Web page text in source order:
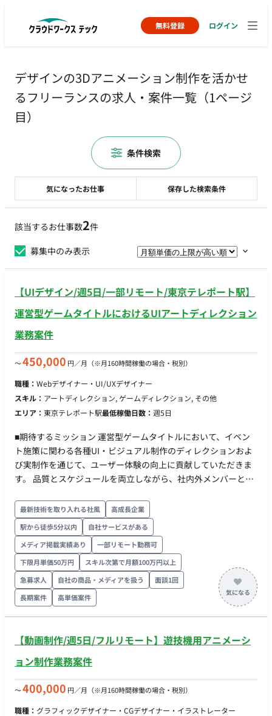
無料登録 ログイン
デザインの3Dアニメーション制作を活かせ
るフリーランスの求人・案件一覧（1ページ
目）
該当するお仕事数2件
募集中のみ表示
【UIデザイン/週5日/一部リモート/東京テレポート駅】
運営型ゲームタイトルにおけるUIアートディレクション
業務案件
〜450,000 円／月 （※月160時間稼働の場合・税別）
職種： Webデザイナー・UI/UXデザイナー
スキル： アートディレクション, ゲームディレクション, その他
エリア： 東京テレポート駅最低稼働日数： 週5日
■期待するミッション 運営型ゲームタイトルにおいて、イベン
ト施策に関わる各種UI・ビジュアル制作のディレクションおよ
び実制作を通じて、ユーザー体験の向上に貢献していただきま
す。 品質とスケジュールを両立しながら、社内外メンバーと連
です。 ■業務内容・担当工程 【イベント施策に関わるデザイン
制作】 ・ロゴデザイン、アイコン制作など各種クリエイティブ
制作 ・UIパーツやビジュアル素材の作成 担当工程：実装・テス
ト 【クオリティコントロール（アートディレクション業務）】
・各種クリエイティブの品質管理 ・アセット管理 ・制作物の最
終チェックおよび改善提案 担当工程：設計・実装・テスト
【進行管理・折衝業務】 ・セクションメンバーのスケジュール
管理 ・外部協力会社との折衝、スケジュール調整 ・社内外との
調整業務 担当工程：要件定義・保守運用 ■チーム体制 ・アート
ディレクター ・デザイナー ・プランナー ・エンジニア ■開発
環境 プログラミング言語 ・該当なし インフラ ・該当なし ■働
き方 ・稼働量：週5日 ・リモート稼働：一部リモート（週3日出
最新技術を取り入れる社風
高成長企業
駅から徒歩5分以内
自社サービスがある
メディア掲載実績あり
一部リモート勤務可
下限月単価50万円
スキル次第で月額100万円以上
急募求人
自社の商品・メディアを扱う
面談1回
長期案件
高単価案件
【動画制作/週5日/フルリモート】遊技機用アニメーシ
ョン制作業務案件
〜400,000 円／月 （※月160時間稼働の場合・税別）
職種： グラフィックデザイナー・CGデザイナー・イラストレーター
気になったお仕事 保存した検索条件
条件検索